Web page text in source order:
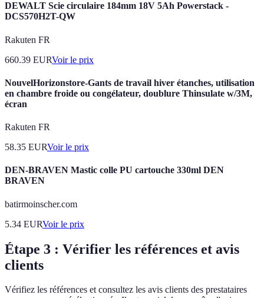
DEWALT Scie circulaire 184mm 18V 5Ah Powerstack -
DCS570H2T-QW
Rakuten FR
660.39 EURVoir le prix
NouvelHorizonstore-Gants de travail hiver étanches, utilisation
en chambre froide ou congélateur, doublure Thinsulate w/3M,
écran
Rakuten FR
58.35 EURVoir le prix
DEN-BRAVEN Mastic colle PU cartouche 330ml DEN
BRAVEN
batirmoinscher.com
5.34 EURVoir le prix
Étape 3 : Vérifier les références et avis
clients
Vérifiez les références et consultez les avis clients des prestataires